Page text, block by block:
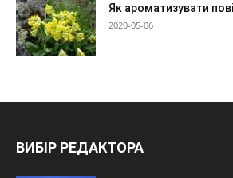
Як ароматизувати
2020-05-06
ВИБІР РЕДАКТОРА